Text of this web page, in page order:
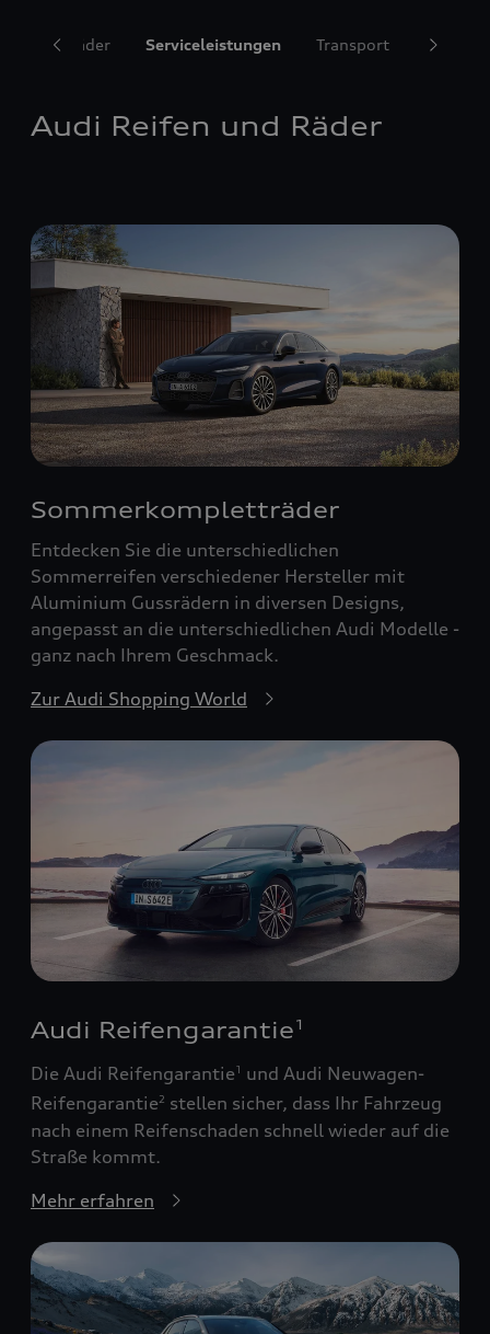
und Räder Serviceleistungen Transport
Audi Reifen und Räder
Sommerkompletträder
Entdecken Sie die unterschiedlichen
Sommerreifen verschiedener Hersteller mit
Aluminium Gussrädern in diversen Designs,
angepasst an die unterschiedlichen Audi Modelle -
ganz nach Ihrem Geschmack.
Zur Audi Shopping World
Audi Reifengarantie 1
Die Audi Reifengarantie1
und Audi Neuwagen-
Reifengarantie2 stellen sicher, dass Ihr Fahrzeug
nach einem Reifenschaden schnell wieder auf die
Straße kommt.
Mehr erfahren